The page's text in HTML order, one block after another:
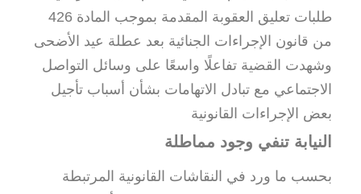
طلبات تعليق العقوبة المقدمة بموجب المادة 426
من قانون الإجراءات الجنائية بعد عطلة عيد الأضحى
وشهدت القضية تفاعلًا واسعًا على وسائل التواصل
الاجتماعي مع تبادل الاتهامات بشأن أسباب تأجيل
بعض الإجراءات القانونية
النيابة تنفي وجود مماطلة
بحسب ما ورد في النقاشات القانونية المرتبطة